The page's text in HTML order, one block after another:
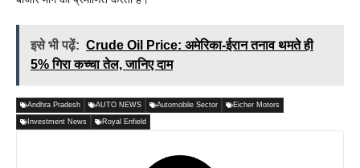
इसे भी पढ़ें: Crude Oil Price: अमेरिका-ईरान तनाव थमते ही
5% गिरा कच्चा तेल, जानिए दाम
Andhra Pradesh AUTO NEWS Automobile Sector Eicher Motors
Investment News Royal Enfield